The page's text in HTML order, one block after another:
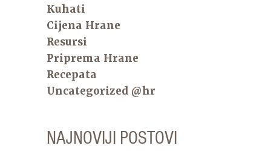
Kuhati
Cijena Hrane
Resursi
Priprema Hrane
Recepata
Uncategorized @hr
NAJNOVIJI POSTOVI